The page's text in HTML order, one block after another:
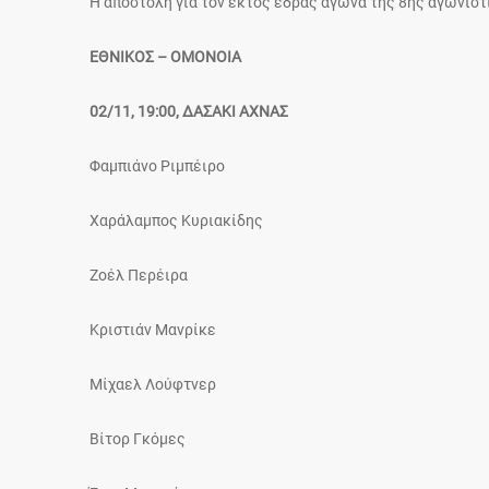
EΘΝΙΚΟΣ – ΟΜΟΝΟΙΑ
02/11, 19:00, ΔΑΣΑΚΙ ΑΧΝΑΣ
Φαμπιάνο Ριμπέιρο
Χαράλαμπος Κυριακίδης
Ζοέλ Περέιρα
Κριστιάν Μανρίκε
Μίχαελ Λούφτνερ
Βίτορ Γκόμες